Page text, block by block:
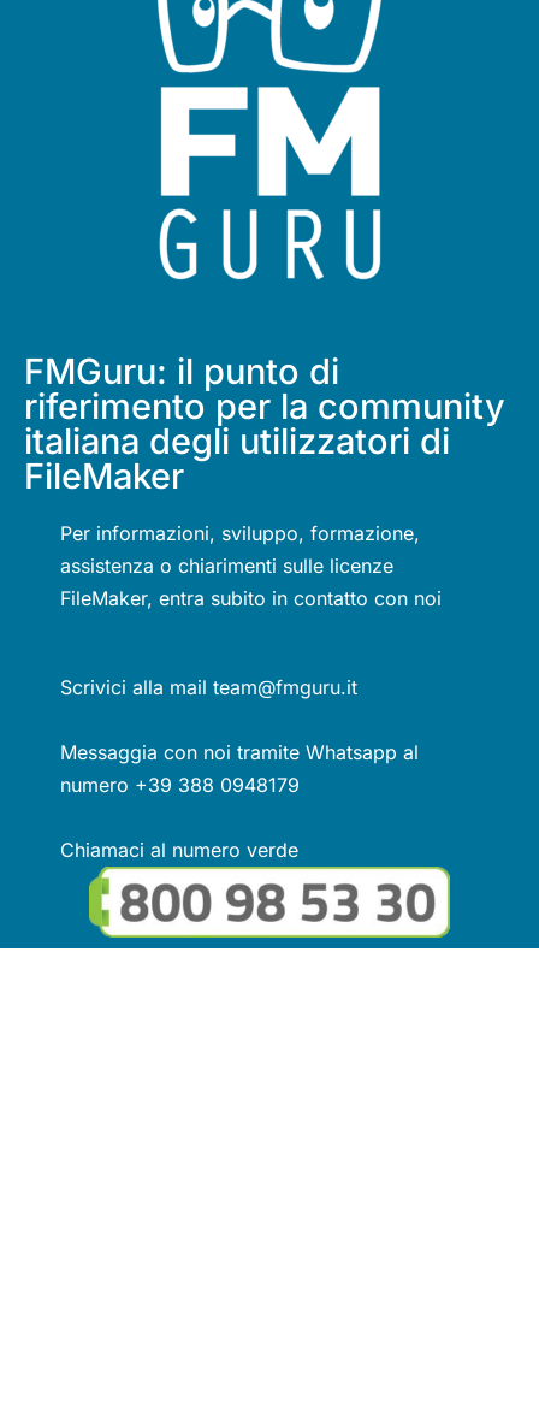
FMGuru: il punto di
riferimento per la community
italiana degli utilizzatori di
FileMaker
Per informazioni, sviluppo, formazione,
assistenza o chiarimenti sulle licenze
FileMaker, entra subito in contatto con noi
Scrivici alla mail team@fmguru.it
Messaggia con noi tramite Whatsapp al
numero +39 388 0948179
Chiamaci al numero verde